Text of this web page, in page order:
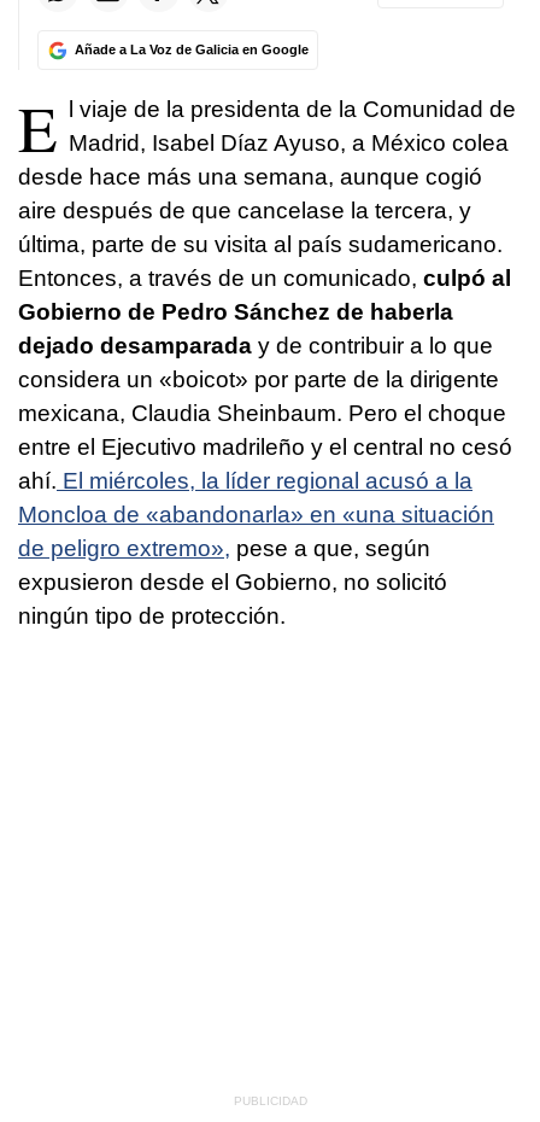
Añade a La Voz de Galicia en Google
E
l viaje de la presidenta de la Comunidad de
Madrid, Isabel Díaz Ayuso, a México colea
desde hace más una semana, aunque cogió
aire después de que cancelase la tercera, y
última, parte de su visita al país sudamericano.
Entonces, a través de un comunicado, culpó al
Gobierno de Pedro Sánchez de haberla
dejado desamparada y de contribuir a lo que
considera un «boicot» por parte de la dirigente
mexicana, Claudia Sheinbaum. Pero el choque
entre el Ejecutivo madrileño y el central no cesó
ahí. El miércoles, la líder regional acusó a la
Moncloa de «abandonarla» en «una situación
de peligro extremo», pese a que, según
expusieron desde el Gobierno, no solicitó
ningún tipo de protección.